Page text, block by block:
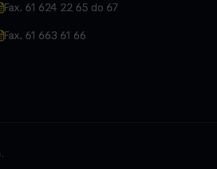
Fax. 61 624 22 65 do 67
Fax. 61 663 61 66